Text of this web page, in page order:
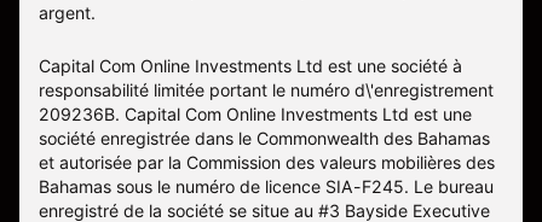
argent.
Capital Com Online Investments Ltd est une société à
responsabilité limitée portant le numéro d\'enregistrement
209236B. Capital Com Online Investments Ltd est une
société enregistrée dans le Commonwealth des Bahamas
et autorisée par la Commission des valeurs mobilières des
Bahamas sous le numéro de licence SIA-F245. Le bureau
enregistré de la société se situe au #3 Bayside Executive